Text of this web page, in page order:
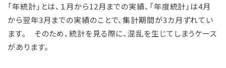
「年統計」とは、１月から12月までの実績、「年度統計」は4月
から翌年3月までの実績のことで、集計期間が3カ月ずれてい
ます。 そのため、統計を見る際に、混乱を生じてしまうケース
があります。